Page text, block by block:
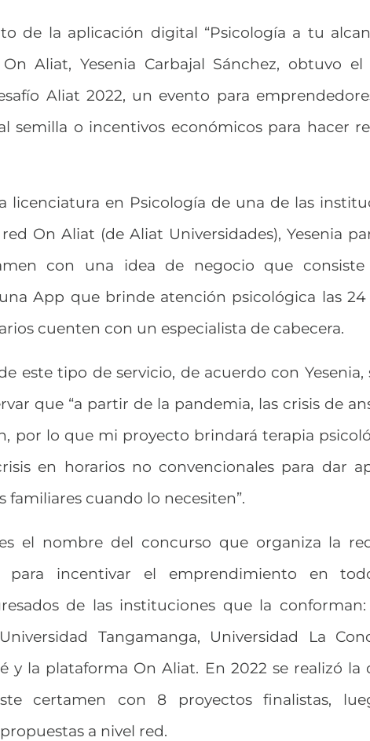
de la aplicación digital “Psicología a tu
Aliat, Yesenia Carbajal Sánchez, obtuvo el
Aliat 2022, un evento para
semilla o incentivos económicos para hacer
licenciatura en Psicología de una de las
On Aliat (de Aliat Universidades), Yesenia
con una idea de negocio que
App que brinde atención psicológica las 24
cuenten con un especialista de cabecera.
este tipo de servicio, de acuerdo con Yesenia,
que “a partir de la pandemia, las crisis de
por lo que mi proyecto brindará terapia
en horarios no convencionales para dar
familiares cuando lo necesiten”.
el nombre del concurso que organiza la
para incentivar el emprendimiento en
de las instituciones que la conforman:
Tangamanga, Universidad La
y la plataforma On Aliat. En 2022 se realizó la
certamen con 8 proyectos finalistas,
a nivel red.